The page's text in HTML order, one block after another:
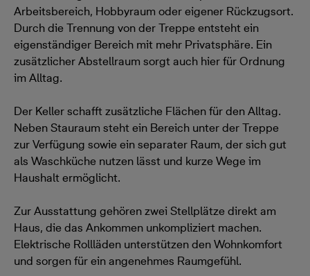
Arbeitsbereich, Hobbyraum oder eigener Rückzugsort.
Durch die Trennung von der Treppe entsteht ein
eigenständiger Bereich mit mehr Privatsphäre. Ein
zusätzlicher Abstellraum sorgt auch hier für Ordnung
im Alltag.
Der Keller schafft zusätzliche Flächen für den Alltag.
Neben Stauraum steht ein Bereich unter der Treppe
zur Verfügung sowie ein separater Raum, der sich gut
als Waschküche nutzen lässt und kurze Wege im
Haushalt ermöglicht.
Zur Ausstattung gehören zwei Stellplätze direkt am
Haus, die das Ankommen unkompliziert machen.
Elektrische Rollläden unterstützen den Wohnkomfort
und sorgen für ein angenehmes Raumgefühl.